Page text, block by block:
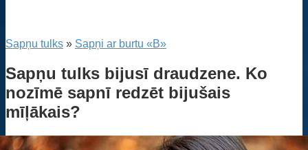
Sapņu tulks » Sapņi ar burtu «B»
Sapņu tulks bijusī draudzene. Ko
nozīmē sapnī redzēt bijušais
mīļākais?